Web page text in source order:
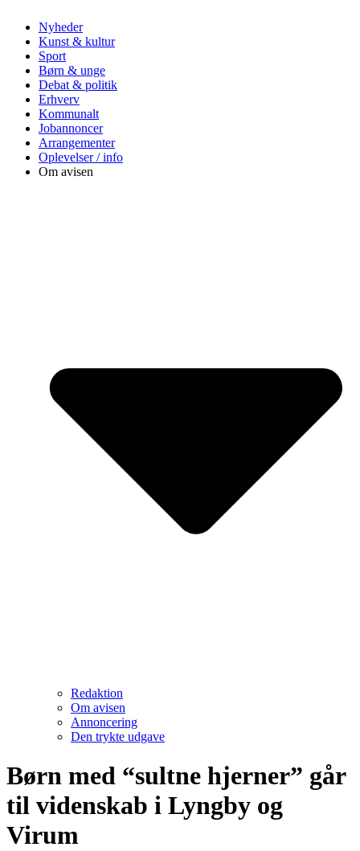
Nyheder
Kunst & kultur
Sport
Børn & unge
Debat & politik
Erhverv
Kommunalt
Jobannoncer
Arrangementer
Oplevelser / info
Om avisen
Redaktion
Om avisen
Annoncering
Den trykte udgave
Børn med “sultne hjerner” går
til videnskab i Lyngby og
Virum